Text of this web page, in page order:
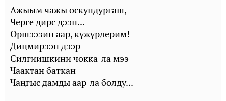
Ажыым чажы оскундургаш,
Черге дирс дээн...
Өршээзин аар, күжүрлерим!
Диңмирээн дээр
Силгиишкини чокка-ла мээ
Чаактан баткан
Чаңгыс дамды аар-ла болду...